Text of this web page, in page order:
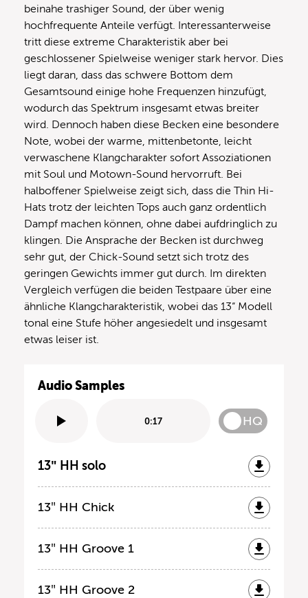
beinahe trashiger Sound, der über wenig
hochfrequente Anteile verfügt. Interessanterweise
tritt diese extreme Charakteristik aber bei
geschlossener Spielweise weniger stark hervor. Dies
liegt daran, dass das schwere Bottom dem
Gesamtsound einige hohe Frequenzen hinzufügt,
wodurch das Spektrum insgesamt etwas breiter
wird. Dennoch haben diese Becken eine besondere
Note, wobei der warme, mittenbetonte, leicht
verwaschene Klangcharakter sofort Assoziationen
mit Soul und Motown-Sound hervorruft. Bei
halboffener Spielweise zeigt sich, dass die Thin Hi-
Hats trotz der leichten Tops auch ganz ordentlich
Dampf machen können, ohne dabei aufdringlich zu
klingen. Die Ansprache der Becken ist durchweg
sehr gut, der Chick-Sound setzt sich trotz des
geringen Gewichts immer gut durch. Im direkten
Vergleich verfügen die beiden Testpaare über eine
ähnliche Klangcharakteristik, wobei das 13“ Modell
tonal eine Stufe höher angesiedelt und insgesamt
etwas leiser ist.
Audio Samples
0:17 HQ
13″ HH solo
13″ HH Chick
13″ HH Groove 1
13″ HH Groove 2